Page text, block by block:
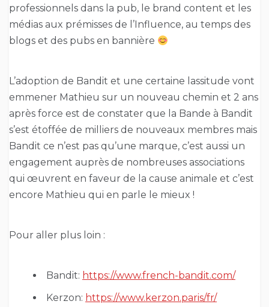
professionnels dans la pub, le brand content et les
médias aux prémisses de l’Influence, au temps des
blogs et des pubs en bannière
L’adoption de Bandit et une certaine lassitude vont
emmener Mathieu sur un nouveau chemin et 2 ans
après force est de constater que la Bande à Bandit
s’est étoffée de milliers de nouveaux membres mais
Bandit ce n’est pas qu’une marque, c’est aussi un
engagement auprès de nombreuses associations
qui œuvrent en faveur de la cause animale et c’est
encore Mathieu qui en parle le mieux !
Pour aller plus loin :
Bandit: https://www.french-bandit.com/
Kerzon: https://www.kerzon.paris/fr/